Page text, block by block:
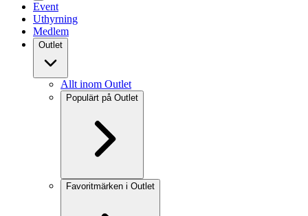
Event
Uthyrning
Medlem
Outlet
Allt inom Outlet
Populärt på Outlet
Favoritmärken i Outlet